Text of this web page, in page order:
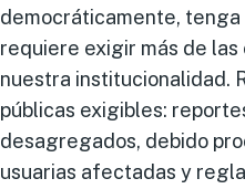
democráticamente,
requiere exigir más de
nuestra institucionalidad.
públicas exigibles:
desagregados, debido
usuarias afectadas y